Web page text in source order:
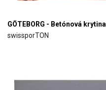
GÖTEBORG - Betónová krytina
swissporTON